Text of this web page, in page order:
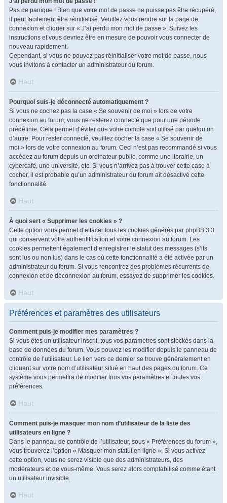
Pas de panique ! Bien que votre mot de passe ne puisse pas être récupéré,
il peut facilement être réinitialisé. Veuillez vous rendre sur la page de
connexion et cliquer sur « J’ai perdu mon mot de passe ». Suivez les
instructions et vous devriez être en mesure de pouvoir vous connecter de
nouveau rapidement.
Cependant, si vous ne pouvez pas réinitialiser votre mot de passe, nous
vous invitons à contacter un administrateur du forum.
Haut
Pourquoi suis-je déconnecté automatiquement ?
Si vous ne cochez pas la case « Se souvenir de moi » lors de votre
connexion au forum, vous ne resterez connecté que pour une période
prédéfinie. Cela permet d’éviter que votre compte soit utilisé par quelqu’un
d’autre. Pour rester connecté, veuillez cocher la case « Se souvenir de
moi » lors de votre connexion au forum. Ceci n’est pas recommandé si vous
accédez au forum depuis un ordinateur public, comme une librairie, un
cybercafé, une université, etc. Si vous n’arrivez pas à trouver cette case à
cocher, il est probable qu’un administrateur du forum ait désactivé cette
fonctionnalité.
Haut
À quoi sert « Supprimer les cookies » ?
Cette option vous permet d’effacer tous les cookies générés par phpBB 3.3
qui conservent votre authentification et votre connexion au forum. Les
cookies permettent également d’enregistrer le statut des messages (s’ils
sont lus ou non lus) dans le cas où cette fonctionnalité a été activée par un
administrateur du forum. Si vous rencontrez des problèmes récurrents de
connexion et de déconnexion au forum, essayez de supprimer les cookies.
Haut
Préférences et paramètres des utilisateurs
Comment puis-je modifier mes paramètres ?
Si vous êtes un utilisateur inscrit, tous vos paramètres sont stockés dans la
base de données du forum. Vous pouvez les modifier depuis le panneau de
contrôle de l’utilisateur. Le lien vers ce dernier se trouve généralement en
cliquant sur votre nom d’utilisateur situé en haut des pages du forum. Ce
système vous permettra de modifier tous vos paramètres et toutes vos
préférences.
Haut
Comment puis-je masquer mon nom d’utilisateur de la liste des
utilisateurs en ligne ?
Dans le panneau de contrôle de l’utilisateur, sous « Préférences du forum »,
vous trouverez l’option « Masquer mon statut en ligne ». Si vous activez
cette option, vous ne serez visible que des administrateurs, des
modérateurs et de vous-même. Vous serez alors comptabilisé comme étant
un utilisateur invisible.
Haut